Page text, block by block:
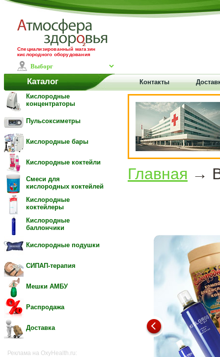
Специализированный магазин
кислородного оборудования
Каталог Контакты
Кислородные
концентраторы
Пульсоксиметры
Кислородные бары
Кислородные коктейли
Смеси для
кислородных коктейлей
Кислородные
коктейлеры
Кислородные
баллончики
Кислородные подушки
СИПАП-терапия
Мешки АМБУ
Распродажа
Доставка
Реклама на OxyHealth.ru:
Главная →